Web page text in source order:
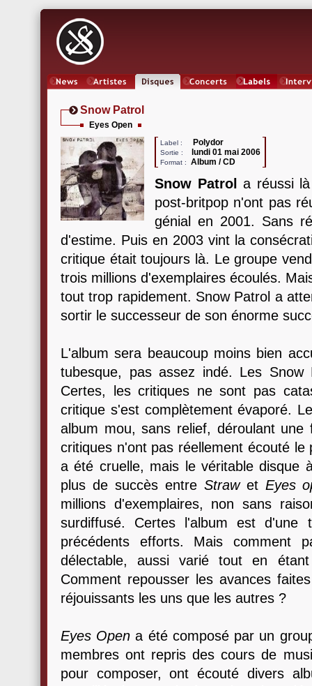
Snow Patrol
Eyes Open
Label : Polydor
Sortie : lundi 01 mai 2006
Format : Album / CD
Snow Patrol
a réussi
post-britpop n'ont pas
génial en 2001. Sans
d'estime. Puis en 2003 vint la
critique était toujours là. Le groupe
trois millions d'exemplaires écoulés.
tout trop rapidement. Snow Patrol a
sortir le successeur de son énorme
L'album sera beaucoup moins bien
tubesque, pas assez indé. Les
Certes, les critiques ne sont pas
critique s'est complètement évaporé.
album mou, sans relief, déroulant
critiques n'ont pas réellement écouté
a été cruelle, mais le véritable disque
plus de succès entre Strawet Eyes
millions d'exemplaires, non sans
surdiffusé. Certes l'album est
précédents efforts. Mais comment
délectable, aussi varié tout en
Comment repousser les avances
réjouissants les uns que les autres ?
Eyes Open a été composé par un
membres ont repris des cours de
pour composer, ont écouté divers